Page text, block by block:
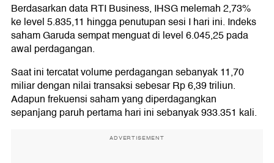
Berdasarkan data RTI Business, IHSG melemah 2,73%
ke level 5.835,11 hingga penutupan sesi I hari ini. Indeks
saham Garuda sempat menguat di level 6.045,25 pada
awal perdagangan.
Saat ini tercatat volume perdagangan sebanyak 11,70
miliar dengan nilai transaksi sebesar Rp 6,39 triliun.
Adapun frekuensi saham yang diperdagangkan
sepanjang paruh pertama hari ini sebanyak 933.351 kali.
ADVERTISEMENT